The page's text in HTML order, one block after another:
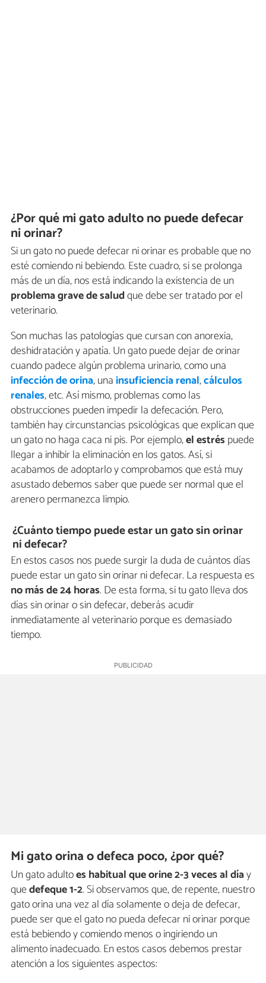
¿Por qué mi gato adulto no puede defecar
ni orinar?
Si un gato no puede defecar ni orinar es probable que no
esté comiendo ni bebiendo. Este cuadro, si se prolonga
más de un día, nos está indicando la existencia de un
problema grave de saludque debe ser tratado por el
veterinario.
Son muchas las patologías que cursan con anorexia,
deshidratación y apatía. Un gato puede dejar de orinar
cuando padece algún problema urinario, como una
infección de orina, unainsuficiencia renal,cálculos
renales, etc. Así mismo, problemas como las
obstrucciones pueden impedir la defecación. Pero,
también hay circunstancias psicológicas que explican que
un gato no haga caca ni pis. Por ejemplo,el estrés puede
llegar a inhibir la eliminación en los gatos. Así, si
acabamos de adoptarlo y comprobamos que está muy
asustado debemos saber que puede ser normal que el
arenero permanezca limpio.
¿Cuánto tiempo puede estar un gato sin orinar
ni defecar?
En estos casos nos puede surgir la duda de cuántos días
puede estar un gato sin orinar ni defecar. La respuesta es
no más de 24 horas. De esta forma, si tu gato lleva dos
días sin orinar o sin defecar, deberás acudir
inmediatamente al veterinario porque es demasiado
tiempo.
Mi gato orina o defeca poco, ¿por qué?
Un gato adultoes habitual que orine 2-3 veces al díay
quedefeque 1-2. Si observamos que, de repente, nuestro
gato orina una vez al día solamente o deja de defecar,
puede ser que el gato no pueda defecar ni orinar porque
está bebiendo y comiendo menos o ingiriendo un
alimento inadecuado. En estos casos debemos prestar
atención a los siguientes aspectos: